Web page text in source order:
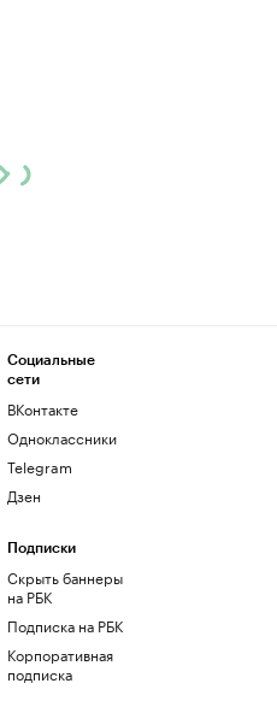
Социальные
сети
ВКонтакте
Одноклассники
Telegram
Дзен
Подписки
Скрыть баннеры
на РБК
Подписка на РБК
Корпоративная
подписка